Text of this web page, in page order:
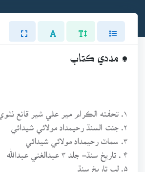
• مددي ڪتاب
۴ . تاريخ سنڌ- جلد ۳ عبدالغني عبداللھ